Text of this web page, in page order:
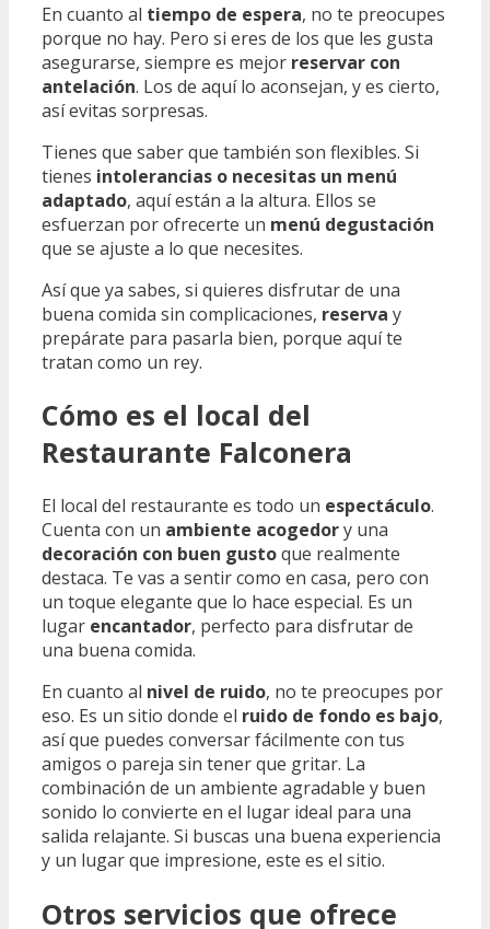
En cuanto al tiempo de espera, no te preocupes
porque no hay. Pero si eres de los que les gusta
asegurarse, siempre es mejor reservar con
antelación. Los de aquí lo aconsejan, y es cierto,
así evitas sorpresas.
Tienes que saber que también son flexibles. Si
tienes intolerancias o necesitas un menú
adaptado, aquí están a la altura. Ellos se
esfuerzan por ofrecerte un menú degustación
que se ajuste a lo que necesites.
Así que ya sabes, si quieres disfrutar de una
buena comida sin complicaciones, reserva y
prepárate para pasarla bien, porque aquí te
tratan como un rey.
Cómo es el local del
Restaurante Falconera
El local del restaurante es todo un espectáculo.
Cuenta con un ambiente acogedory una
decoración con buen gustoque realmente
destaca. Te vas a sentir como en casa, pero con
un toque elegante que lo hace especial. Es un
lugar encantador, perfecto para disfrutar de
una buena comida.
En cuanto al nivel de ruido, no te preocupes por
eso. Es un sitio donde el ruido de fondo es bajo,
así que puedes conversar fácilmente con tus
amigos o pareja sin tener que gritar. La
combinación de un ambiente agradable y buen
sonido lo convierte en el lugar ideal para una
salida relajante. Si buscas una buena experiencia
y un lugar que impresione, este es el sitio.
Otros servicios que ofrece